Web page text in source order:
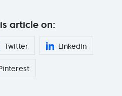
article on:
Twitter Linkedin